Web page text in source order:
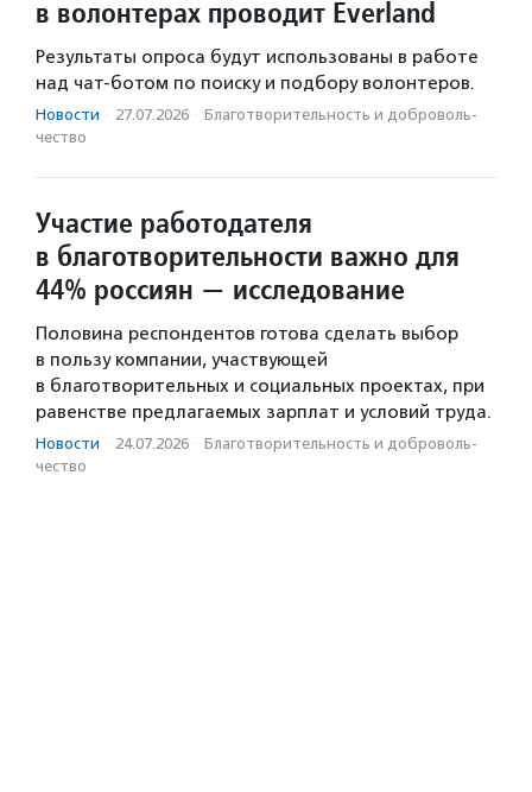
в волонтерах проводит Everland
Результаты опроса будут использованы в работе
над чат-ботом по поиску и подбору волонтеров.
Новости · 27.07.2026 · Благотвори­тель­ность и доброволь­
чест­во
Участие работодателя
в благотворительности важно для
44% россиян — исследование
Половина респондентов готова сделать выбор
в пользу компании, участвующей
в благотворительных и социальных проектах, при
равенстве предлагаемых зарплат и условий труда.
Новости · 24.07.2026 · Благотвори­тель­ность и доброволь­
чест­во